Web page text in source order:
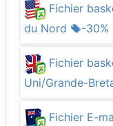
Fichier
du Nord
-30%
Fichier
Uni/Grande-
Fichier E-